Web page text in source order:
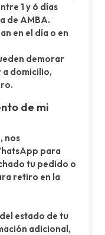
1 y 6 días
de AMBA.
en el día o en
demorar
a domicilio,
de mi
nos
para
tu pedido o
retiro en la
estado de tu
adicional,